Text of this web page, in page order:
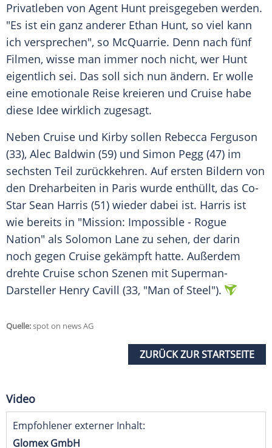
Privatleben von Agent Hunt preisgegeben werden.
"Es ist ein ganz anderer Ethan Hunt, so viel kann
ich versprechen", so McQuarrie. Denn nach fünf
Filmen, wisse man immer noch nicht, wer Hunt
eigentlich sei. Das soll sich nun ändern. Er wolle
eine emotionale Reise kreieren und Cruise habe
diese Idee wirklich zugesagt.
Neben Cruise und Kirby sollen Rebecca Ferguson
(33), Alec Baldwin (59) und Simon Pegg (47) im
sechsten Teil zurückkehren. Auf ersten Bildern von
den Dreharbeiten in Paris wurde enthüllt, das Co-
Star Sean Harris (51) wieder dabei ist. Harris ist
wie bereits in "Mission: Impossible - Rogue
Nation" als Solomon Lane zu sehen, der darin
noch gegen Cruise gekämpft hatte. Außerdem
drehte Cruise schon Szenen mit Superman-
Darsteller Henry Cavill (33, "Man of Steel").
Quelle:spot on news AG
ZURÜCK ZUR STARTSEITE
Video
Empfohlener externer Inhalt:
Glomex GmbH